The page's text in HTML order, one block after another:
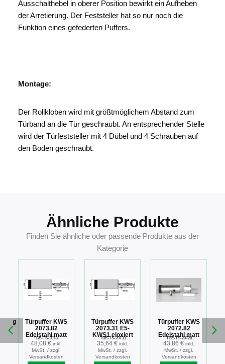
Ausschalthebel in oberer Position bewirkt ein Aufheben
der Arretierung. Der Feststeller hat so nur noch die
Funktion eines gefederten Puffers.
Montage:
Der Rollkloben wird mit größtmöglichem Abstand zum
Türband an die Tür geschraubt. An entsprechender Stelle
wird der Türfeststeller mit 4 Dübel und 4 Schrauben auf
den Boden geschraubt.
Ähnliche Produkte
Finden Sie ähnliche oder passende Produkte aus der
Kategorie
Türpuffer KWS
2073.82
Edelstahl matt
TBE-TS-20738
48,08 € inkl.
MwSt. / zzgl.
Versandkosten
Türpuffer KWS
2073.31 E5-
KWS1 eloxiert
TBE-TS-20733
35,64 € inkl.
MwSt. / zzgl.
Versandkosten
Türpuffer KWS
2072.82
Edelstahl matt
TBE-TS-20728
43,86 € inkl.
MwSt. / zzgl.
Versandkosten